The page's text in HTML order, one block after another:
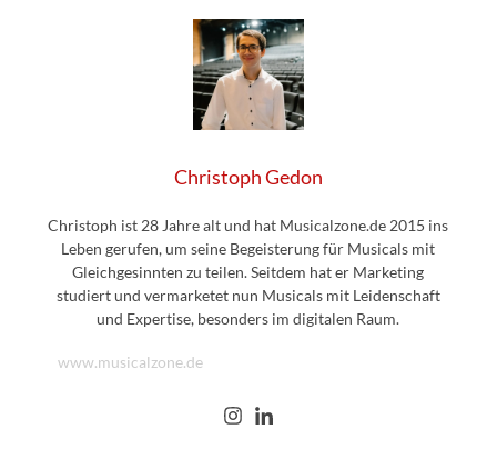
Christoph Gedon
Christoph ist 28 Jahre alt und hat Musicalzone.de 2015 ins
Leben gerufen, um seine Begeisterung für Musicals mit
Gleichgesinnten zu teilen. Seitdem hat er Marketing
studiert und vermarketet nun Musicals mit Leidenschaft
und Expertise, besonders im digitalen Raum.
www.musicalzone.de